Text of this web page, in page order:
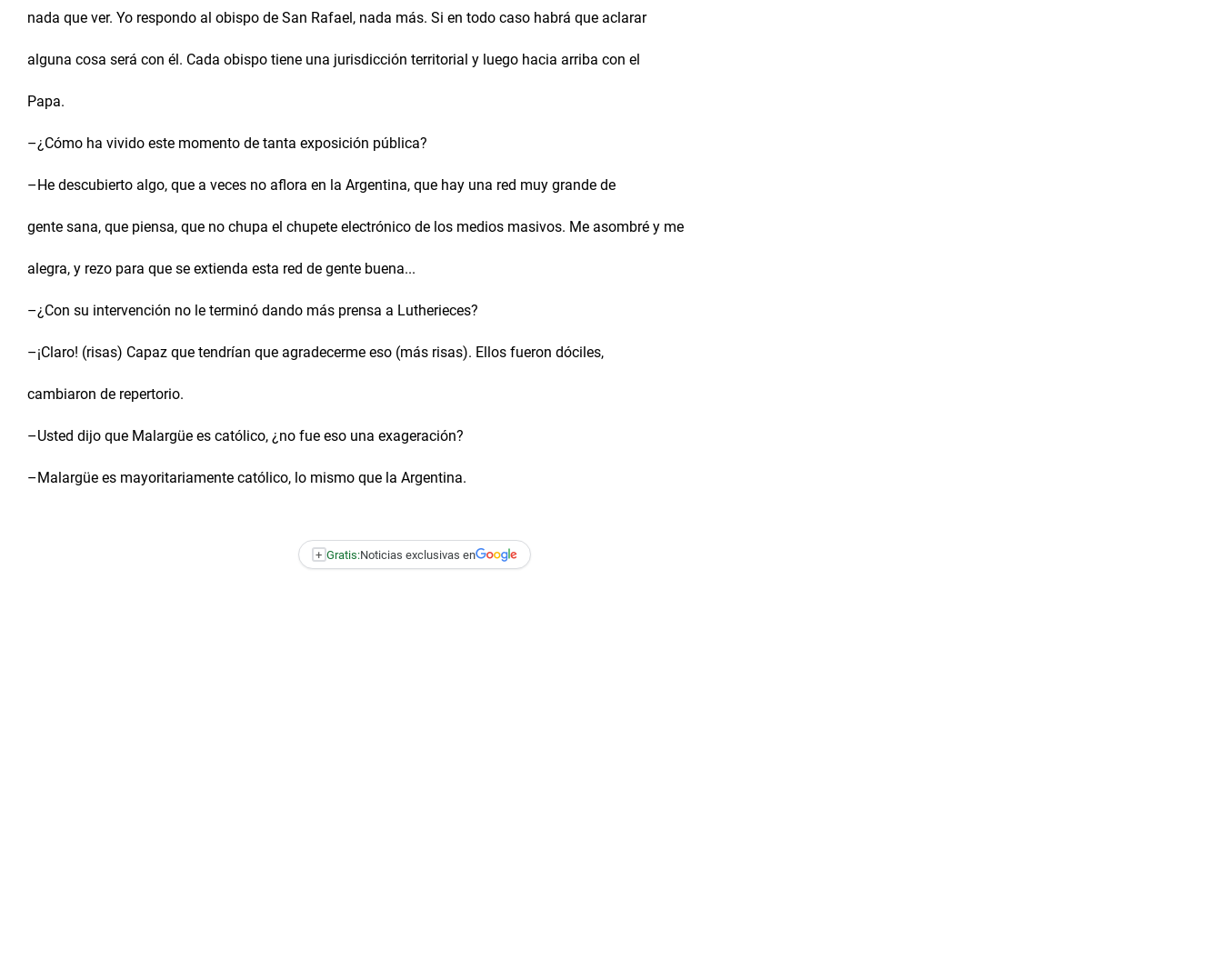
nada que ver. Yo respondo al obispo de San Rafael, nada más. Si en todo caso habrá que aclarar
alguna cosa será con él. Cada obispo tiene una jurisdicción territorial y luego hacia arriba con el
Papa.
–¿Cómo ha vivido este momento de tanta exposición pública?
–He descubierto algo, que a veces no aflora en la Argentina, que hay una red muy grande de
gente sana, que piensa, que no chupa el chupete electrónico de los medios masivos. Me asombré y me
alegra, y rezo para que se extienda esta red de gente buena...
–¿Con su intervención no le terminó dando más prensa a Lutherieces?
–¡Claro! (risas) Capaz que tendrían que agradecerme eso (más risas). Ellos fueron dóciles,
cambiaron de repertorio.
–Usted dijo que Malargüe es católico, ¿no fue eso una exageración?
–Malargüe es mayoritariamente católico, lo mismo que la Argentina.
+ Gratis:Noticias exclusivas en